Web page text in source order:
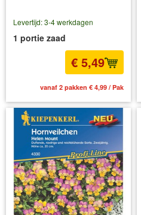
Levertijd: 3-4 werkdagen
1 portie zaad
€ 5,49
vanaf 2 pakken € 4,99 / Pak